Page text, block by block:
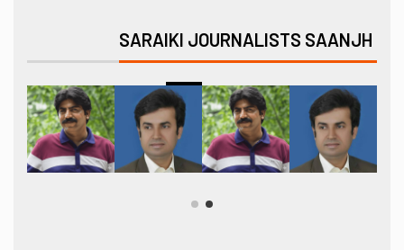
SARAIKI JOURNALISTS SAANJH